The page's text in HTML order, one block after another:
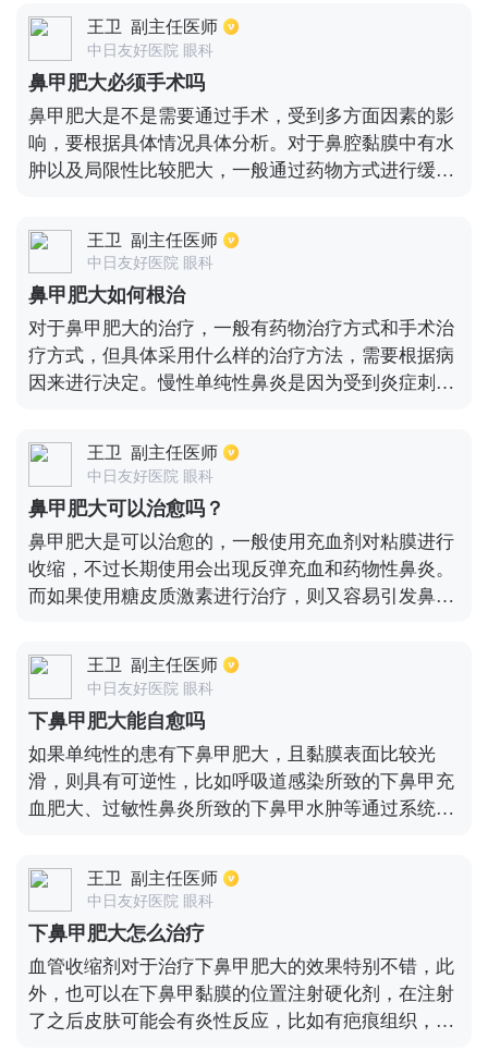
界因素的不良理化因素的刺激，导致了鼻甲黏膜的充
血、肥厚、黏膜下的纤维组织增生，严重的导致黏鼓
膜的增生或者鼓膜的增生，鼻甲骨也出现了肥大。鼻
甲肥大之后，下鼻甲肥大就阻塞到鼻腔，使鼻腔的空
隙变小，就容易导致鼻塞。中鼻甲有时也出现肥大，
中鼻甲出现肥大也有一些炎症的因素，但是中鼻甲肥
大还有一些先天发育的因素。上鼻甲的肥大是很少见
王卫 副主任医师
中日友好医院 眼科
鼻甲肥大必须手术吗
鼻甲肥大是不是需要通过手术，受到多方面因素的影
响，要根据具体情况具体分析。对于鼻腔黏膜中有水
肿以及局限性比较肥大，一般通过药物方式进行缓
效果不明显，则需要进行手术治疗。鼻甲肥大是属于
常见的症状，主要表现是鼻腔受到阻塞，一般为持续
性的阻塞，想要确诊，还需要去医院在医生的指导下
做检查。
王卫 副主任医师
中日友好医院 眼科
鼻甲肥大如何根治
对于鼻甲肥大的治疗，一般有药物治疗方式和手术治
疗方式，但具体采用什么样的治疗方法，需要根据病
因来进行决定。慢性单纯性鼻炎是因为受到炎症刺激
一般选择外用药物滴剂，另外也要注重锻炼身体，提
高抵抗力，避免感冒。另外对于肥厚性鼻炎而引起的
鼻甲肥大手术治疗才是最为有效的方法，一般7天左
右就可康复。对于过敏性鼻炎而引起的鼻甲肥大，需
要进行抗过敏治疗，一般通过口服药和外用药进行辅
助治疗。
王卫 副主任医师
中日友好医院 眼科
鼻甲肥大可以治愈吗？
鼻甲肥大是可以治愈的，一般使用充血剂对粘膜进行
收缩，不过长期使用会出现反弹充血和药物性鼻炎。
而如果使用糖皮质激素进行治疗，则又容易引发鼻窦
效果不明显，可采取手术的治疗方式，另外再加上口
服药物进行辅助效果，能够使症状明显得到减轻。
王卫 副主任医师
中日友好医院 眼科
下鼻甲肥大能自愈吗
如果单纯性的患有下鼻甲肥大，且黏膜表面比较光
滑，则具有可逆性，比如呼吸道感染所致的下鼻甲充
血肥大、过敏性鼻炎所致的下鼻甲水肿等通过系统性
下比较肥大，都必须要进行手术治疗，但是即便是通
过手术通气完全恢复可能性很小。手术只是改变其正
常大小，改善通气不佳的症状。如果在术后患者出现
感冒需要及时的治疗。另外，由感冒引起的鼻甲充血
以及过敏性鼻炎所致的鼻甲水肿，需要用药治疗，但
是并不能达到根治的目的。
王卫 副主任医师
中日友好医院 眼科
下鼻甲肥大怎么治疗
血管收缩剂对于治疗下鼻甲肥大的效果特别不错，此
外，也可以在下鼻甲黏膜的位置注射硬化剂，在注射
了之后皮肤可能会有炎性反应，比如有疤痕组织，鼻